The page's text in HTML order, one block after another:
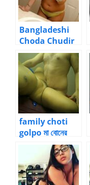
Bangladeshi
Choda Chudir
Golpo – Bangla
Choti Golpo
family choti
golpo মা বোনের
পোদ – আত্মকাহিনী